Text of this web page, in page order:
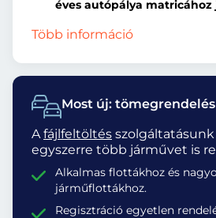
Most új: tömegrendelés
Afájlfeltöltés
egyszerre több járművet is
Alkalmas flottákhoz és
járműflottákhoz.
Regisztráció egyetlen
éves autópálya matricához
Több információ